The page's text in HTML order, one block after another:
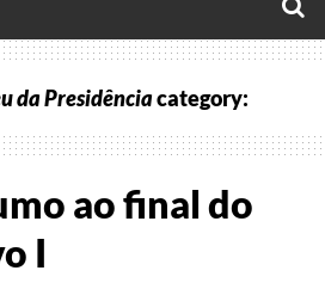
da Presidênciacategory:
ao final do
I